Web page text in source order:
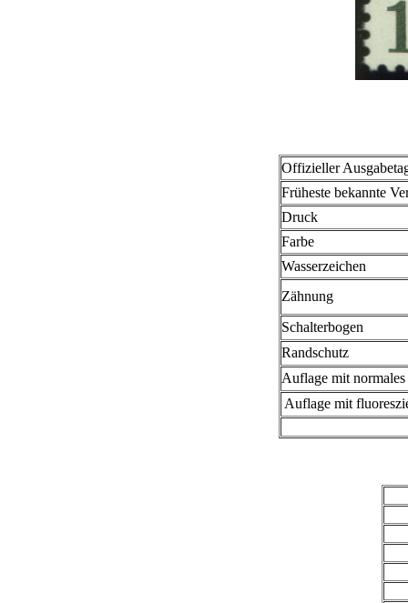
Offizieller
Früheste bekannte
Druck
Farbe
Wasserzeichen
Zähnung
Schalterbogen
Randschutz
Auflage mit normales
Auflage mit